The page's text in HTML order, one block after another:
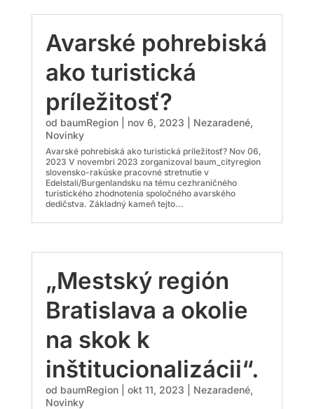
Avarské pohrebiská
ako turistická
príležitosť?
od baumRegion| nov 6, 2023 Nezaradené,
Novinky
Avarské pohrebiská ako turistická príležitosť? Nov 06,
2023 V novembri 2023 zorganizoval baum_cityregion
slovensko-rakúske pracovné stretnutie v
Edelstali/Burgenlandsku na tému cezhraničného
turistického zhodnotenia spoločného avarského
dedičstva. Základný kameň tejto...
„Mestský región
Bratislava a okolie
na skok k
inštitucionalizácii“.
od baumRegion| okt 11, 2023 Nezaradené,
Novinky